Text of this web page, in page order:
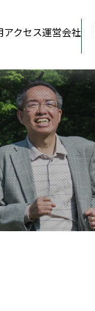
アクセス運営会社